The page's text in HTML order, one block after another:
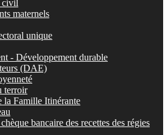
civil
maternels
unique
- Développement durable
(DAE)
terroir
la Famille Itinérante
bancaire des recettes des régies